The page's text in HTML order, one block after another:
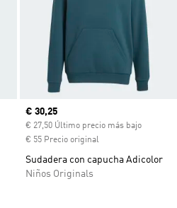
Descuento
Precio actual
€ 30,25
€ 27,50 Último precio más bajo
€ 55 Precio original
Sudadera con capucha Adicolor
Niños Originals